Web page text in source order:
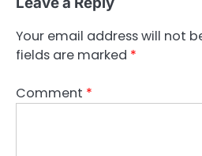
Your email address will not
fields are marked *
Comment *